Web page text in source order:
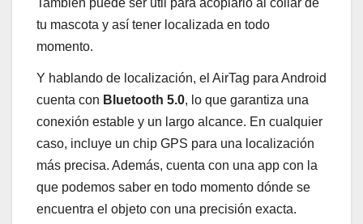
tu mascota y así tener localizada en todo
momento.
Y hablando de localización, el AirTag para Android
cuenta con Bluetooth 5.0, lo que garantiza una
conexión estable y un largo alcance. En cualquier
caso, incluye un chip GPS para una localización
más precisa. Además, cuenta con una app con la
que podemos saber en todo momento dónde se
encuentra el objeto con una precisión exacta.